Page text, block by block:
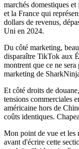
marchés domestiques
et la France qui
dollars de revenus,
Uni en 2024.
Du côté marketing,
disparaître TikTok aux
montrent que ce ne
marketing de
Et côté droits de
tensions commerciales
américaine hors de
coûts identiques.
Mon point de vue et les
avant d'écrire cette